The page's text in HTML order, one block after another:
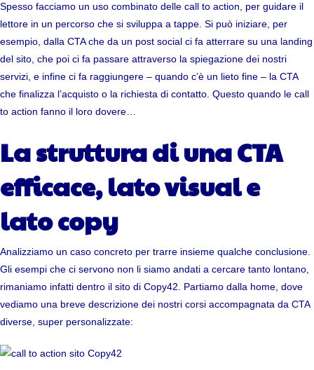
Spesso facciamo un uso combinato delle call to action, per guidare il
lettore in un percorso che si sviluppa a tappe. Si può iniziare, per
esempio, dalla CTA che da un post social ci fa atterrare su una landing
del sito, che poi ci fa passare attraverso la spiegazione dei nostri
servizi, e infine ci fa raggiungere – quando c’è un lieto fine – la CTA
che finalizza l’acquisto o la richiesta di contatto. Questo quando le call
to action fanno il loro dovere…
La struttura di una CTA
efficace, lato visual e
lato copy
Analizziamo un caso concreto per trarre insieme qualche conclusione.
Gli esempi che ci servono non li siamo andati a cercare tanto lontano,
rimaniamo infatti dentro il sito di Copy42. Partiamo dalla home, dove
vediamo una breve descrizione dei nostri corsi accompagnata da CTA
diverse, super personalizzate: